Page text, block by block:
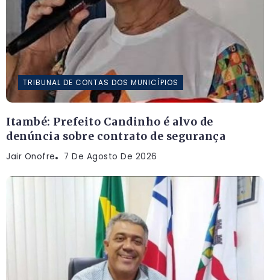
TRIBUNAL DE CONTAS DOS MUNICÍPIOS
Itambé: Prefeito Candinho é alvo de
denúncia sobre contrato de segurança
Jair Onofre 7 De Agosto De 2026